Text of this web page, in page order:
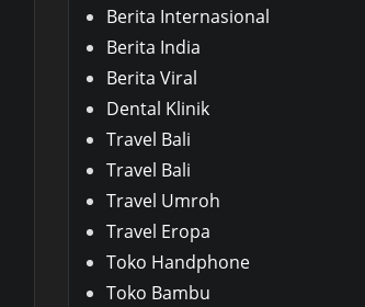
Berita Internasional
Berita India
Berita Viral
Dental Klinik
Travel Bali
Travel Bali
Travel Umroh
Travel Eropa
Toko Handphone
Toko Bambu